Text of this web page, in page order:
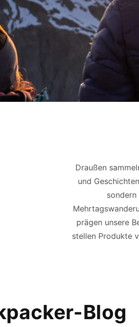
Draußen
und
prägen unsere
stellen Produkte
Blog